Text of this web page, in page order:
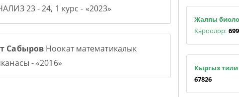
23 - 24, 1 курс - «2023»
Сабыров Ноокат математикалык
- «2016»
Жалпы
Кароолор:
Кыргыз тили
67826